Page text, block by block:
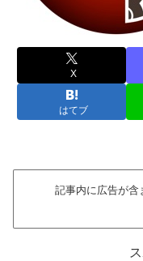
X
はてブ
記事内に広告が含